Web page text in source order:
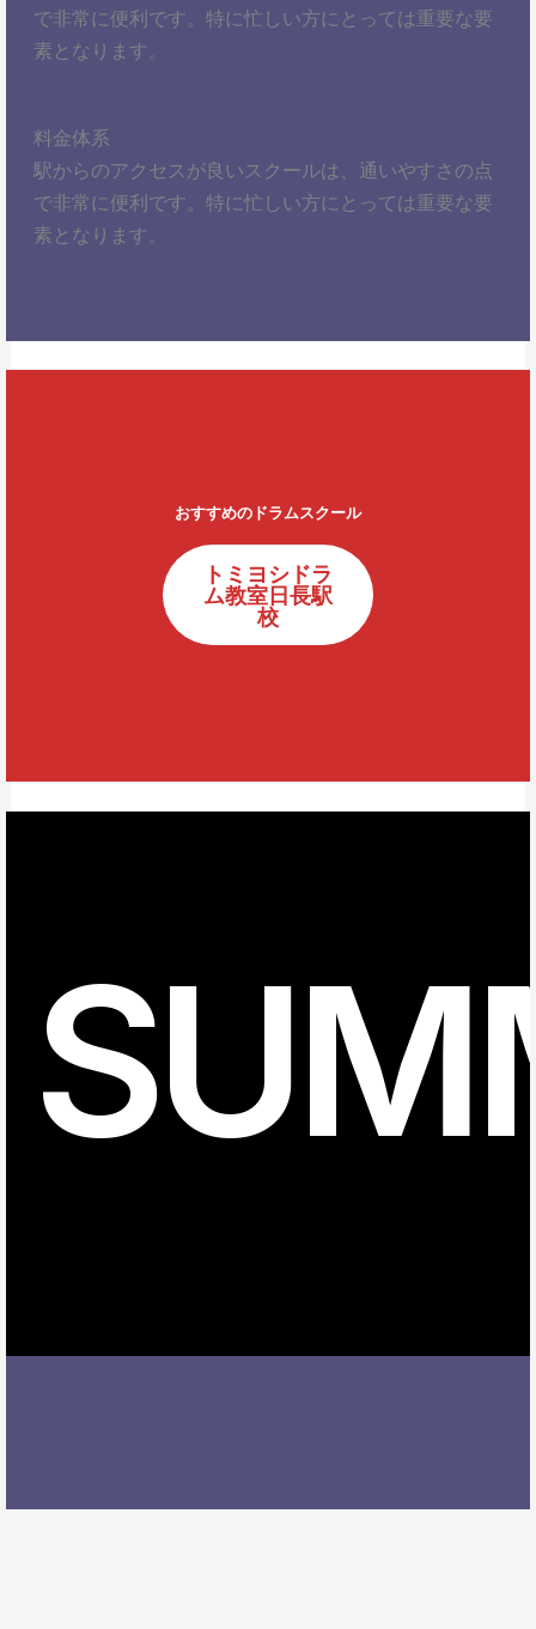
で非常に便利です。特に忙しい方にとっては重要な要
素となります。
料金体系
駅からのアクセスが良いスクールは、通いやすさの点
で非常に便利です。特に忙しい方にとっては重要な要
素となります。
おすすめのドラムスクール
トミヨシドラ
ム教室日長駅
校